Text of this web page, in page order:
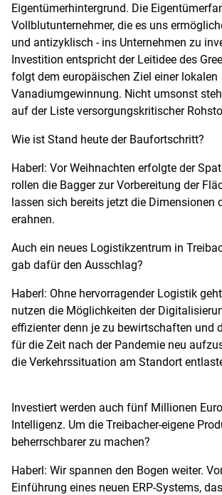
Eigentümerhintergrund. Die
Vollblutunternehmer, die es uns
und antizyklisch - ins Unternehmen zu
Investition entspricht der Leitidee des
folgt dem europäischen Ziel einer lokalen
Vanadiumgewinnung. Nicht umsonst
auf der Liste versorgungskritischer
Wie ist Stand heute der Baufortschritt?
Haberl: Vor Weihnachten erfolgte der
rollen die Bagger zur Vorbereitung der
lassen sich bereits jetzt die Dimensionen
erahnen.
Auch ein neues Logistikzentrum in
gab dafür den Ausschlag?
Haberl: Ohne hervorragender Logistik
nutzen die Möglichkeiten der
effizienter denn je zu bewirtschaften und
für die Zeit nach der Pandemie neu
die Verkehrssituation am Standort
Investiert werden auch fünf Millionen
Intelligenz. Um die Treibacher-eigene
beherrschbarer zu machen?
Haberl: Wir spannen den Bogen weiter.
Einführung eines neuen ERP-Systems,